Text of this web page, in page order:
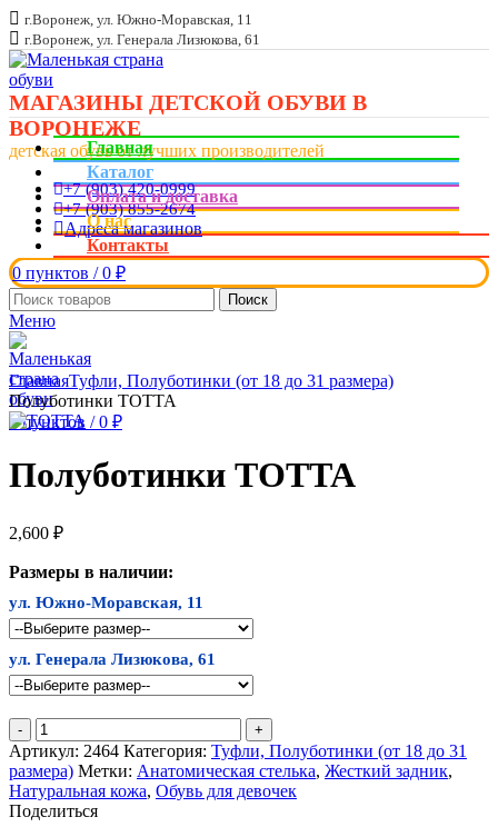
г.Воронеж, ул. Южно-Моравская, 11
г.Воронеж, ул. Генерала Лизюкова, 61
МАГАЗИНЫ ДЕТСКОЙ ОБУВИ В
ВОРОНЕЖЕ
детская обувь от лучших производителей
+7 (903) 420-0999
+7 (903) 855-2674
Адреса магазинов
0 пунктов / 0 ₽
Поиск
Меню
0пунктов / 0 ₽
Главная
Каталог
Оплата и доставка
О нас
Контакты
Увеличить
ГлавнаяТуфли, Полуботинки (от 18 до 31 размера)
Полуботинки ТОТТА
Полуботинки ТОТТА
2,600 ₽
Размеры в наличии:
ул. Южно-Моравская, 11
ул. Генерала Лизюкова, 61
Количество
товара
Полуботинки
ТОТТА
Артикул: 2464 Категория: Туфли, Полуботинки (от 18 до 31
размера) Метки: Анатомическая стелька, Жесткий задник,
Натуральная кожа, Обувь для девочек
Поделиться